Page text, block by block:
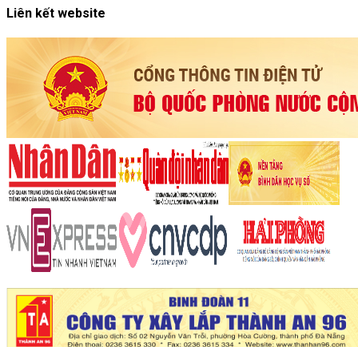
Liên kết website